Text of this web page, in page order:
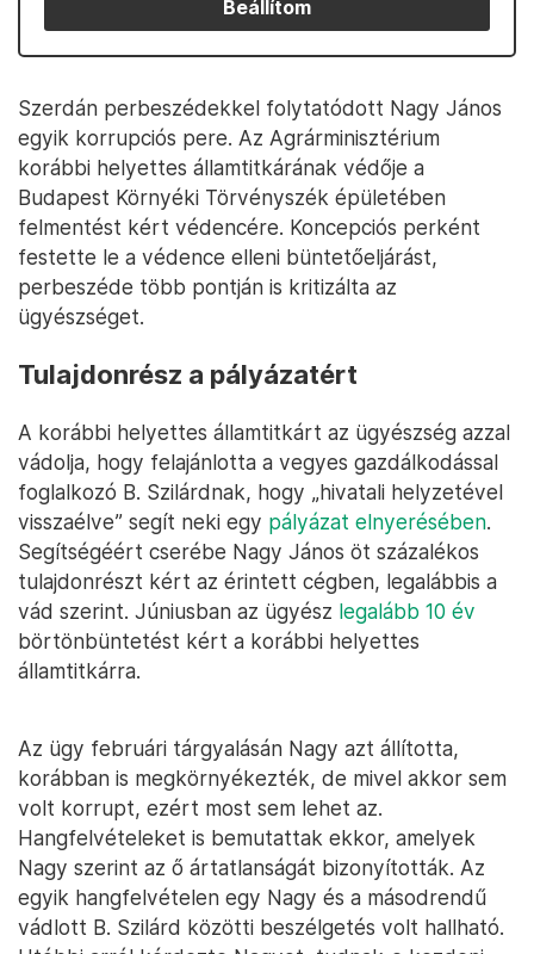
Beállítom
Szerdán perbeszédekkel folytatódott Nagy János
egyik korrupciós pere. Az Agrárminisztérium
korábbi helyettes államtitkárának védője a
Budapest Környéki Törvényszék épületében
felmentést kért védencére. Koncepciós perként
festette le a védence elleni büntetőeljárást,
perbeszéde több pontján is kritizálta az
ügyészséget.
Tulajdonrész a pályázatért
A korábbi helyettes államtitkárt az ügyészség azzal
vádolja, hogy felajánlotta a vegyes gazdálkodással
foglalkozó B. Szilárdnak, hogy „hivatali helyzetével
visszaélve” segít neki egy pályázat elnyerésében.
Segítségéért cserébe Nagy János öt százalékos
tulajdonrészt kért az érintett cégben, legalábbis a
vád szerint. Júniusban az ügyész legalább 10 év
börtönbüntetést kért a korábbi helyettes
államtitkárra.
Az ügy februári tárgyalásán Nagy azt állította,
korábban is megkörnyékezték, de mivel akkor sem
volt korrupt, ezért most sem lehet az.
Hangfelvételeket is bemutattak ekkor, amelyek
Nagy szerint az ő ártatlanságát bizonyították. Az
egyik hangfelvételen egy Nagy és a másodrendű
vádlott B. Szilárd közötti beszélgetés volt hallható.